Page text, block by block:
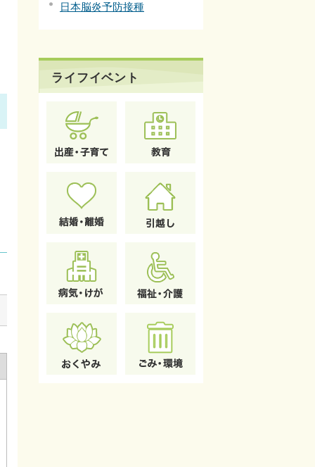
日本脳炎予防接種
ライフイベント